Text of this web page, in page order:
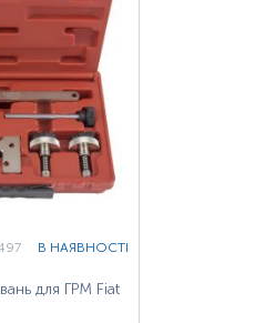
В НАЯВНОСТІ
для ГРМ Fiat